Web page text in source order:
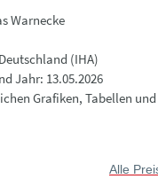
Warnecke
(IHA)
Jahr: 13.05.2026
Grafiken, Tabellen und
Alle